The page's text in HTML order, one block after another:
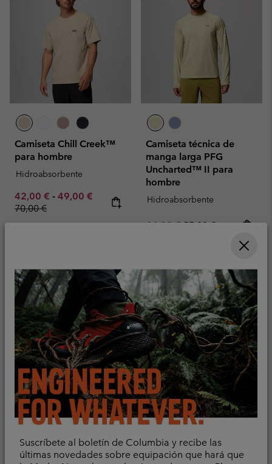
Suscríbete al boletín de Columbia y recibe las
últimas novedades sobre equipación que hará que
Camiseta Chill Creek™
para hombre
Hidroabsorbente
Minimum sale price:
42,00 € - Maximum sale price:
49,00 € Regular price:
70,00 €
Camiseta técnica de
manga larga PFG
Uncharted™ II para
hombre
Hidroabsorbente
Sale price:
44,00 €Regular price:
55,00 €
técnica Stealth Spring™
para hombre
Creek™ para hombre